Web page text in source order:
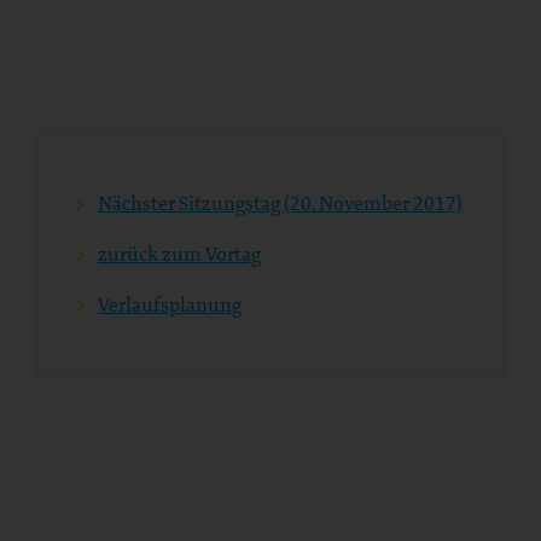
Nächster Sitzungstag (20. November 2017)
zurück zum Vortag
Verlaufsplanung